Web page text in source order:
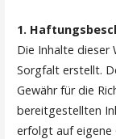
1.
Die Inhalte
Sorgfalt erstellt.
Gewähr für die
bereitgestellten
erfolgt auf eigene